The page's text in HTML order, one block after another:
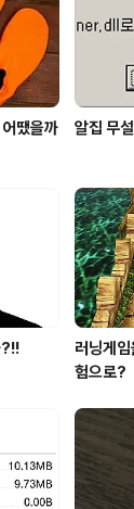
땠을까
알집 무
?!!
러닝게
험으로?